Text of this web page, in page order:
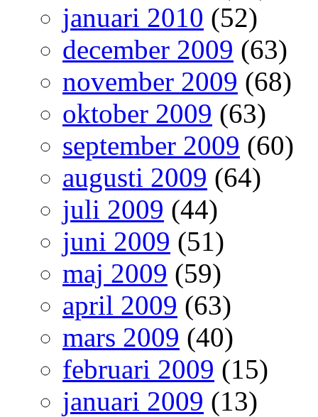
januari 2010 (52)
december 2009 (63)
november 2009 (68)
oktober 2009 (63)
september 2009 (60)
augusti 2009 (64)
juli 2009 (44)
juni 2009 (51)
maj 2009 (59)
april 2009 (63)
mars 2009 (40)
februari 2009 (15)
januari 2009 (13)